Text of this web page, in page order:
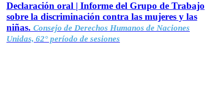
Declaración oral | Informe del Grupo de Trabajo
sobre la discriminación contra las mujeres y las
niñas. Consejo de Derechos Humanos de Naciones
Unidas, 62° período de sesiones